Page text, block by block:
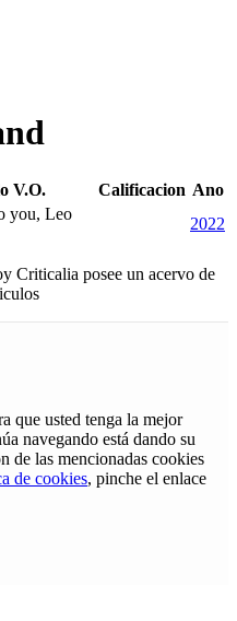
V.O. Calificacion Ano
you, Leo
2022
Criticalia posee un acervo de
que usted tenga la mejor
navegando está dando su
de las mencionadas cookies
de cookies, pinche el enlace